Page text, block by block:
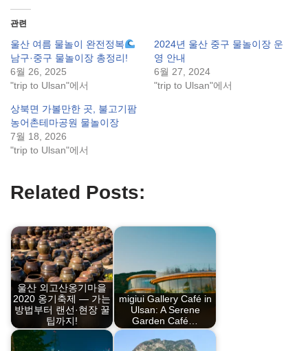
관련
울산 여름 물놀이 완전정복
남구·중구 물놀이장 총정리!
6월 26, 2025
"trip to Ulsan"에서
2024년 울산 중구 물놀이장 운
영 안내
6월 27, 2024
"trip to Ulsan"에서
상북면 가볼만한 곳, 불고기팜
농어촌테마공원 물놀이장
7월 18, 2026
"trip to Ulsan"에서
Related Posts:
울산 외고산옹기마을
2020 옹기축제 — 가는
방법부터 랜선·현장 꿀
팁까지!
migiui Gallery Café in
Ulsan: A Serene
Garden Café…